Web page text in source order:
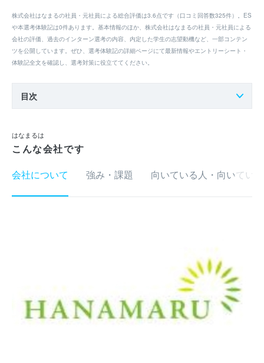
株式会社はなまるの社員・元社員による総合評価は3.6点です（口コミ回答数325件）。ES
や本選考体験記は0件あります。基本情報のほか、株式会社はなまるの社員・元社員による
会社の評価、過去のインターン選考の内容、内定した学生の志望動機など、一部コンテン
ツを公開しています。ぜひ、選考体験記の詳細ページにて最新情報やエントリーシート・
体験記全文を確認し、選考対策に役立ててください。
目次
はなまるは
こんな会社です
会社について
強み・課題 向いている人・向いてい